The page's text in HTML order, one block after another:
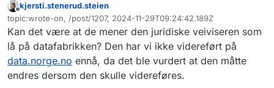
Frakoblet
kjersti.stenerud.steien
topic:wrote-on, /post/1207, 2024-11-29T09:24:42.189Z
Sist endret av
Kan det være at de mener den juridiske veiviseren som
lå på datafabrikken? Den har vi ikke videreført på
data.norge.no ennå, da det ble vurdert at den måtte
endres dersom den skulle videreføres.